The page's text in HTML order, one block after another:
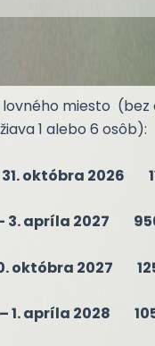
miesto (bez
1 alebo 6 osôb):
októbra 2026
3. apríla 2027
októbra 2027
1. apríla 2028